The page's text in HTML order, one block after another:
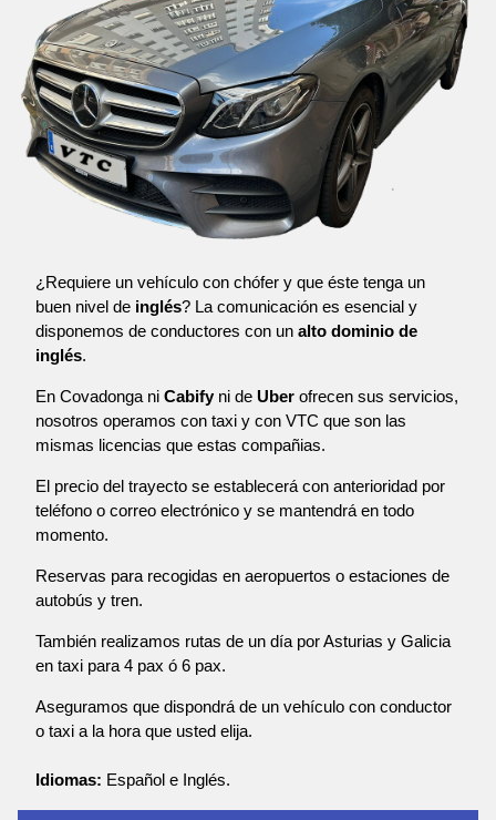
¿Requiere un vehículo con chófer y que éste tenga un
buen nivel de inglés? La comunicación es esencial y
disponemos de conductores con un alto dominio de
inglés.
En Covadonga ni Cabify ni de Uber ofrecen sus servicios,
nosotros operamos con taxi y con VTC que son las
mismas licencias que estas compañias.
El precio del trayecto se establecerá con anterioridad por
teléfono o correo electrónico y se mantendrá en todo
momento.
Reservas para recogidas en aeropuertos o estaciones de
autobús y tren.
También realizamos rutas de un día por Asturias y Galicia
en taxi para 4 pax ó 6 pax.
Aseguramos que dispondrá de un vehículo con conductor
o taxi a la hora que usted elija.
Idiomas: Español e Inglés.